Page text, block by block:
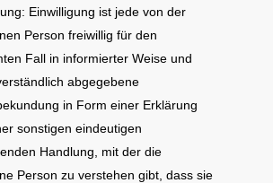
Einwilligung ist jede von der
Person freiwillig für den
Fall in informierter Weise und
abgegebene
in Form einer Erklärung
sonstigen eindeutigen
Handlung, mit der die
Person zu verstehen gibt, dass sie